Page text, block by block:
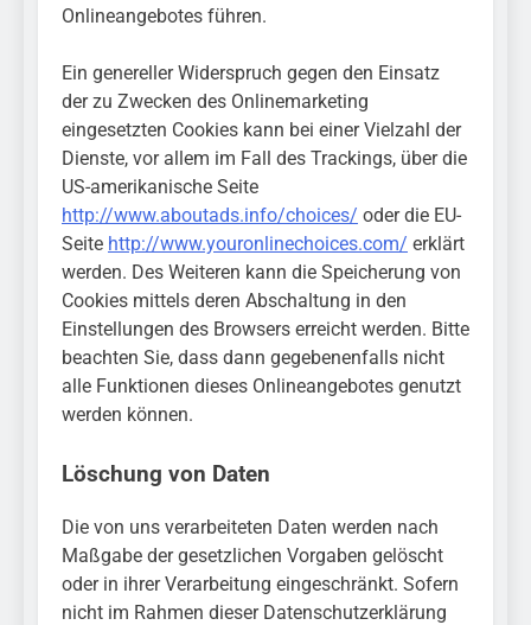
Onlineangebotes führen.
Ein genereller Widerspruch gegen den Einsatz
der zu Zwecken des Onlinemarketing
eingesetzten Cookies kann bei einer Vielzahl der
Dienste, vor allem im Fall des Trackings, über die
US-amerikanische Seite
http://www.aboutads.info/choices/ oder die EU-
Seite http://www.youronlinechoices.com/ erklärt
werden. Des Weiteren kann die Speicherung von
Cookies mittels deren Abschaltung in den
Einstellungen des Browsers erreicht werden. Bitte
beachten Sie, dass dann gegebenenfalls nicht
alle Funktionen dieses Onlineangebotes genutzt
werden können.
Löschung von Daten
Die von uns verarbeiteten Daten werden nach
Maßgabe der gesetzlichen Vorgaben gelöscht
oder in ihrer Verarbeitung eingeschränkt. Sofern
nicht im Rahmen dieser Datenschutzerklärung